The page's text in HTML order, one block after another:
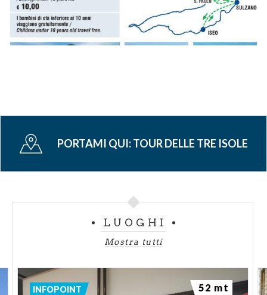
PORTAMI QUI:TOUR DELLE TRE ISOLE
LUOGHI
Mostra tutti
INFOPOINT 52 mt